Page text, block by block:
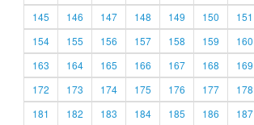
145
146 147 148 149 150 151
154
155 156 157 158 159 160
163
164 165 166 167 168 169
172
173 174 175 176 177 178
181
182 183 184 185 186 187